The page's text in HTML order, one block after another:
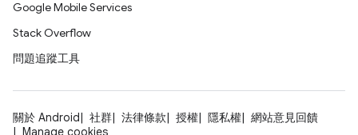
Google Mobile Services
Stack Overflow
問題追蹤工具
關於 Android 社群 法律條款 授權 隱私權
網站意見回饋
Manage cookies